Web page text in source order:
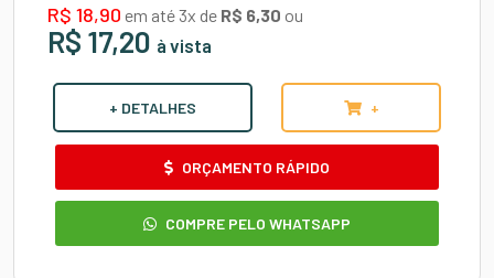
R$ 18,90 em até 3x de R$ 6,30 ou
R$ 17,20 à vista
+ DETALHES +
ORÇAMENTO RÁPIDO
COMPRE PELO WHATSAPP